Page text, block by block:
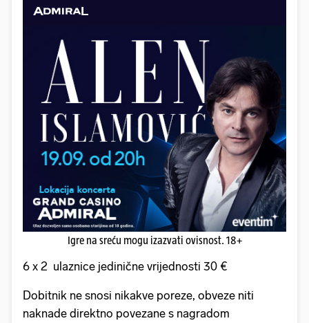
Igre na sreću mogu izazvati ovisnost. 18+
6 x 2 ulaznice jedinične vrijednosti 30 €
Dobitnik ne snosi nikakve poreze, obveze niti
naknade direktno povezane s nagradom